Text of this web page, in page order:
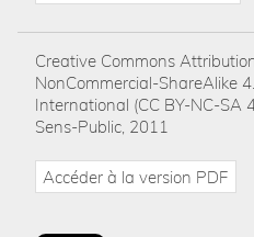
Creative Commons
NonCommercial-ShareAlike
International (CC BY-NC-SA
Sens-Public, 2011
Accéder à la version PDF